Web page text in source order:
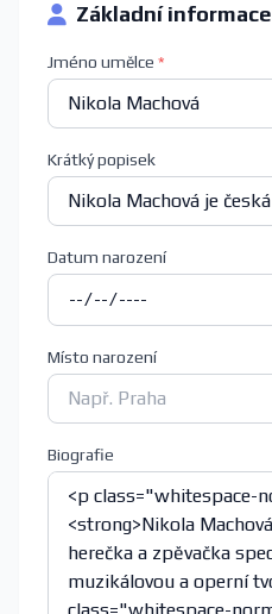
Základní informace
Jméno umělce *
Krátký popisek
Datum narození
Místo narození
Biografie